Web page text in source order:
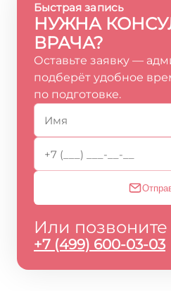
Быстрая запись
НУЖНА
ВРАЧА?
Оставьте заявку —
подберёт удобное
по подготовке.
Или
+7 (499) 600-03-03